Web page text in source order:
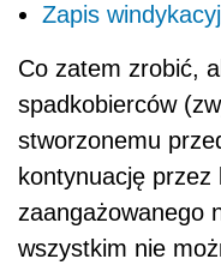
Zapis
Co zatem zrobić,
spadkobierców
stworzonemu
kontynuację
zaangażowanego
wszystkim nie